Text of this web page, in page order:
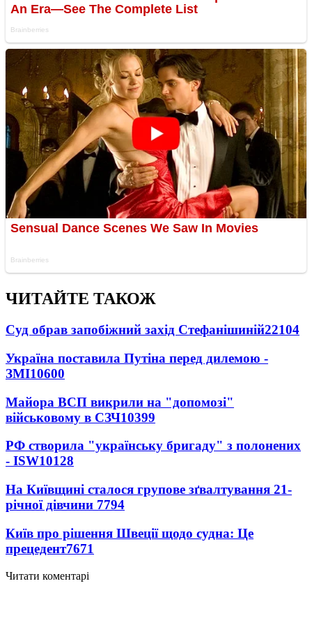
ЧИТАЙТЕ ТАКОЖ
Суд обрав запобіжний захід Стефанішиній22104
Україна поставила Путіна перед дилемою -
ЗМІ10600
Майора ВСП викрили на "допомозі"
військовому в СЗЧ10399
РФ створила "українську бригаду" з полонених
- ISW10128
На Київщині сталося групове зґвалтування 21-
річної дівчини 7794
Київ про рішення Швеції щодо судна: Це
прецедент7671
Читати коментарі